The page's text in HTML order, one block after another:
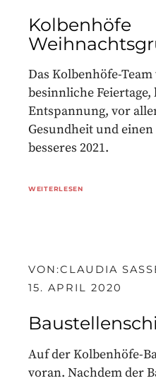
Kolbenhöfe
Das Kolbenhöfe-
besinnliche
Entspannung, vor
Gesundheit und
besseres 2021.
WEITERLESEN
VON:CLAUDIA
15. APRIL 2020
Auf der Kolbenhöfe-
voran. Nachdem der